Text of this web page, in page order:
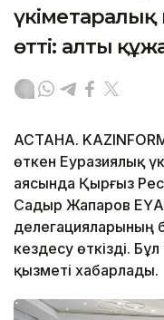
өтті: алты
АСТАНА.
өткен Еуразиялық
аясында Қырғыз
Садыр Жапаров
кездесу өткізді.
қызметі хабарлады.